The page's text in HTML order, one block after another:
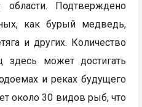
Подтверждено
как бурый медведь,
и других. Количество
здесь может достигать
и реках будущего
около 30 видов рыб, что